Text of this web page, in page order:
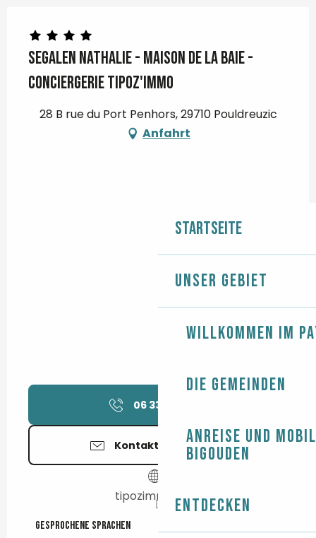
Startseite
Unser Gebiet
Willkommen im
Die Gemeinden
Anreise und
Bigouden
Entdecken
SEGALEN Nathalie - Maison de la baie -
Conciergerie Tipoz'Immo
28 B rue du Port Penhors, 29710 Pouldreuzic
Anfahrt
06 33 80 21
Kontaktieren Sie uns
tipozimmo.com
Gesprochene Sprachen
Gesprochene Sprachen